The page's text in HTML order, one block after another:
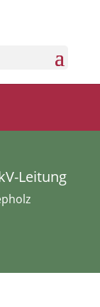
Leitung